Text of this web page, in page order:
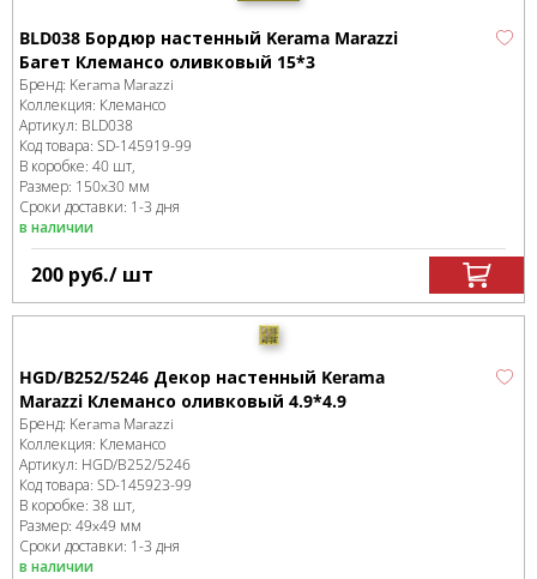
BLD038 Бордюр настенный Kerama Marazzi
Багет Клемансо оливковый 15*3
Бренд: Kerama Marazzi
Коллекция: Клемансо
Артикул: BLD038
Код товара: SD-145919-99
В коробке: 40 шт,
Размер: 150x30 мм
Сроки доставки: 1-3 дня
в наличии
200 руб./ шт
HGD/B252/5246 Декор настенный Kerama
Marazzi Клемансо оливковый 4.9*4.9
Бренд: Kerama Marazzi
Коллекция: Клемансо
Артикул: HGD/B252/5246
Код товара: SD-145923-99
В коробке: 38 шт,
Размер: 49x49 мм
Сроки доставки: 1-3 дня
в наличии